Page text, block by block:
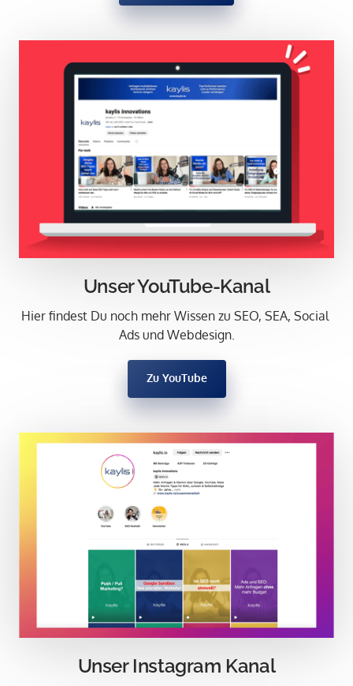
Unser YouTube-Kanal
Hier findest Du noch mehr Wissen zu SEO, SEA, Social
Ads und Webdesign.
Zu YouTube
Unser Instagram Kanal